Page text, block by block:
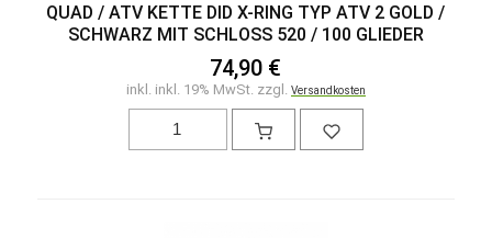
QUAD / ATV KETTE DID X-RING TYP ATV 2 GOLD /
SCHWARZ MIT SCHLOSS 520 / 100 GLIEDER
74,90 €
inkl. inkl. 19% MwSt. zzgl. Versandkosten